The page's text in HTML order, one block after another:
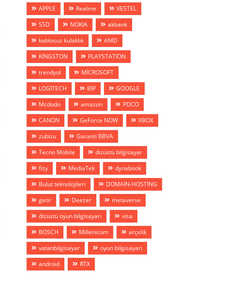
APPLE
Realme
VESTEL
SSD
NOKIA
akbank
kablosuz kulaklık
AMD
KİNGSTON
PLAYSTATİON
trendyol
MİCROSOFT
LOGİTECH
BİP
GOOGLE
Mcdodo
amazon
POCO
CANON
GeForce NOW
XBOX
zubizu
Garanti BBVA
Tecno Mobile
dizüstü bilgisayar
fizy
MediaTek
dynabook
Bulut teknolojileri
DOMAİN-HOSTİNG
getir
Deezer
metaverse
dizüstü oyun bilgisayarı
visa
BOSCH
Millenicom
arçelik
vatanbilgisayar
oyun bilgisayarı
android
RTX